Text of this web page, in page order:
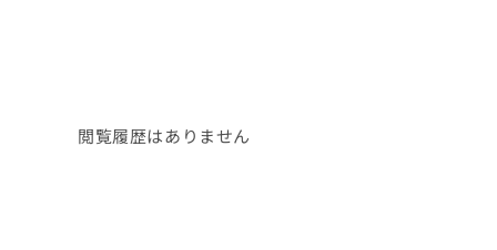
閲覧履歴はありません